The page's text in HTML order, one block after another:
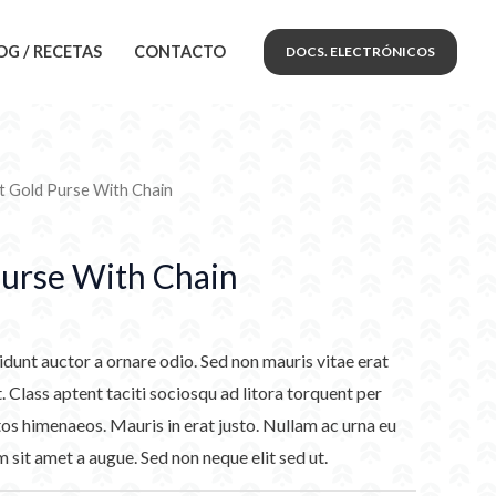
/ RECETAS CONTACTO DOCS. ELECTRÓNICOS
Gold Purse With Chain
With Chain
auctor a ornare odio. Sed non mauris vitae erat
Class aptent taciti sociosqu ad litora torquent per
himenaeos. Mauris in erat justo. Nullam ac urna eu
amet a augue. Sed non neque elit sed ut.